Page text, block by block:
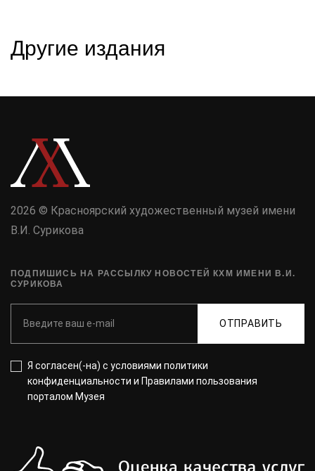
Другие издания
2026 © Красноярский художественный музей имени
В.И. Сурикова
ПОДПИШИСЬ НА РАССЫЛКУ НОВОСТЕЙ КХМ ИМЕНИ В.И.
СУРИКОВА
ОТПРАВИТЬ
Я согласен(-на) с условиями политики
конфиденциальности и Правилами пользования
порталом Музея